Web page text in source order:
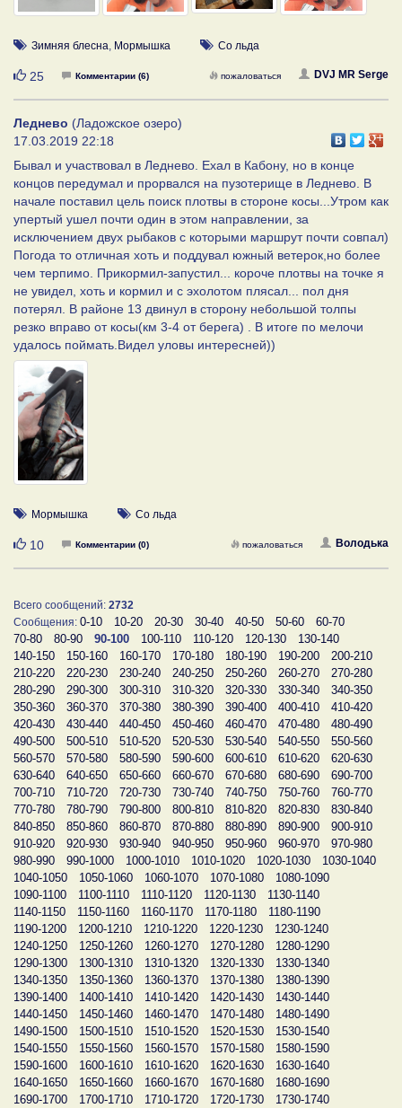
Зимняя блесна Мормышка Со льда
Нравится
25 Комментарии (6) DVJ MR Serge
пожаловаться
Леднево (Ладожское озеро)
17.03.2019 22:18
Бывал и участвовал в Леднево. Ехал в Кабону, но в конце
концов передумал и прорвался на пузотерище в Леднево. В
начале поставил цель поиск плотвы в стороне косы...Утром как
упертый ушел почти один в этом направлении, за
исключением двух рыбаков с которыми маршрут почти совпал)
Погода то отличная хоть и поддувал южный ветерок,но более
чем терпимо. Прикормил-запустил... короче плотвы на точке я
не увидел, хоть и кормил и с эхолотом плясал... пол дня
потерял. В районе 13 двинул в сторону небольшой толпы
резко вправо от косы(км 3-4 от берега) . В итоге по мелочи
удалось поймать.Видел уловы интересней))
Мормышка Со льда
Нравится
10 Комментарии (0) Володька
пожаловаться
Всего сообщений: 2732
Сообщения: 0-10 10-20 20-30 30-40 40-50 50-60
60-70
70-80
80-90 90-100 100-110 110-120 120-130
130-140
140-150
150-160 160-170 170-180 180-190 190-200
200-210
210-220
220-230 230-240 240-250 250-260 260-270
270-280
280-290
290-300 300-310 310-320 320-330 330-340
340-350
350-360
360-370 370-380 380-390 390-400 400-410
410-420
420-430
430-440 440-450 450-460 460-470 470-480
480-490
490-500
500-510 510-520 520-530 530-540 540-550
550-560
560-570
570-580 580-590 590-600 600-610 610-620
620-630
630-640
640-650 650-660 660-670 670-680 680-690
690-700
700-710
710-720 720-730 730-740 740-750 750-760
760-770
770-780
780-790 790-800 800-810 810-820 820-830
830-840
840-850
850-860 860-870 870-880 880-890 890-900
900-910
910-920
920-930 930-940 940-950 950-960 960-970
970-980
980-990
990-1000 1000-1010 1010-1020 1020-1030
1030-1040
1040-1050
1050-1060 1060-1070 1070-1080
1080-1090
1090-1100
1100-1110 1110-1120 1120-1130
1130-1140
1140-1150
1150-1160 1160-1170 1170-1180
1180-1190
1190-1200
1200-1210 1210-1220 1220-1230
1230-1240
1240-1250
1250-1260 1260-1270 1270-1280
1280-1290
1290-1300
1300-1310 1310-1320 1320-1330
1330-1340
1340-1350
1350-1360 1360-1370 1370-1380
1380-1390
1390-1400
1400-1410 1410-1420 1420-1430
1430-1440
1440-1450
1450-1460 1460-1470 1470-1480
1480-1490
1490-1500
1500-1510 1510-1520 1520-1530
1530-1540
1540-1550
1550-1560 1560-1570 1570-1580
1580-1590
1590-1600
1600-1610 1610-1620 1620-1630
1630-1640
1640-1650
1650-1660 1660-1670 1670-1680
1680-1690
1690-1700
1700-1710 1710-1720 1720-1730
1730-1740